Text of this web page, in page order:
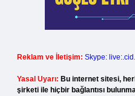
Reklam ve İletişim: Skype:
Yasal Uyarı: Bu internet sitesi,
şirketi ile hiçbir bağlantısı